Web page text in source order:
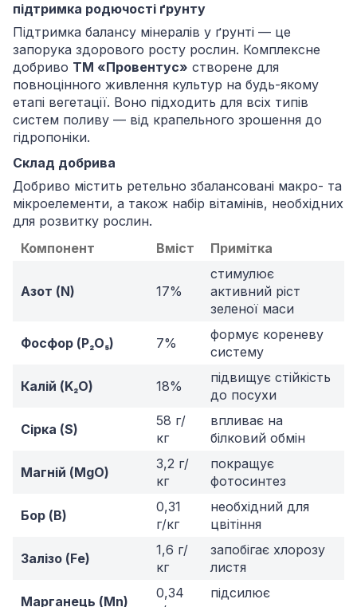
підтримка родючості ґрунту
Підтримка балансу мінералів у ґрунті — це
запорука здорового росту рослин. Комплексне
добриво ТМ «Провентус» створене для
повноцінного живлення культур на будь-якому
етапі вегетації. Воно підходить для всіх типів
систем поливу — від крапельного зрошення до
гідропоніки.
Склад добрива
Добриво містить ретельно збалансовані макро- та
мікроелементи, а також набір вітамінів, необхідних
для розвитку рослин.
Компонент
Вміст Примітка
Азот (N) 17%
стимулює
активний ріст
зеленої маси
Фосфор (P₂O₅) 7%
формує кореневу
систему
Калій (K₂O) 18%
підвищує стійкість
до посухи
Сірка (S)
58 г/
кг
впливає на
білковий обмін
Магній (MgO)
3,2 г/
кг
покращує
фотосинтез
Бор (B)
0,31
г/кг
необхідний для
цвітіння
Залізо (Fe)
1,6 г/
кг
запобігає хлорозу
листя
Марганець (Mn)
0,34
підсилює